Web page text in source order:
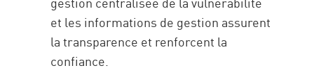
et les informations de gestion assurent
la transparence et renforcent la
confiance.